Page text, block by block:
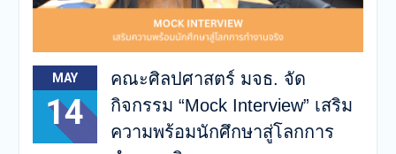
MAY
14
คณะศิลปศาสตร์ มจธ. จัด
กิจกรรม “Mock Interview” เสริม
ความพร้อมนักศึกษาสู่โลกการ